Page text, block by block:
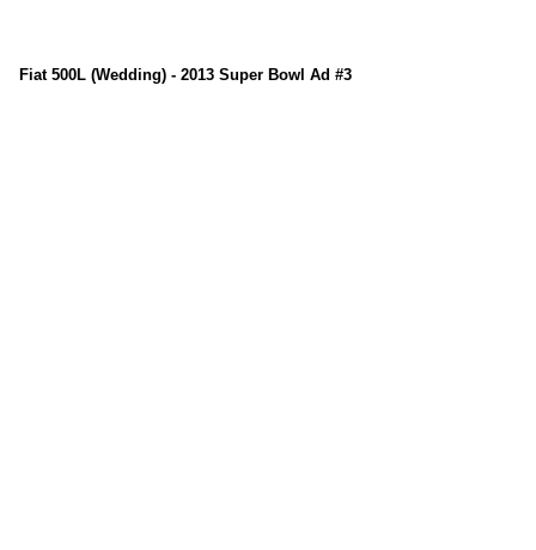
Fiat 500L (Wedding) - 2013 Super Bowl Ad #3